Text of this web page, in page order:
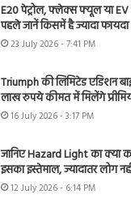
E20 पेट्रोल, फ्लेक्स फ्यूल या EV
पहले जानें किसमें है ज्यादा फायदा
23 July 2026 - 7:41 PM
Triumph की लिमिटेड एडिशन
लाख रुपये कीमत में मिलेंगे
16 July 2026 - 3:17 PM
जानिए Hazard Light का
इसका इस्तेमाल, ज्यादातर लोग
12 July 2026 - 6:14 PM